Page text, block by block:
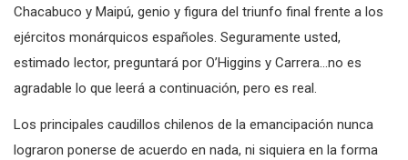
Chacabuco y Maipú, genio y figura del triunfo final frente a los
ejércitos monárquicos españoles. Seguramente usted,
estimado lector, preguntará por O’Higgins y Carrera…no es
agradable lo que leerá a continuación, pero es real.
Los principales caudillos chilenos de la emancipación nunca
lograron ponerse de acuerdo en nada, ni siquiera en la forma